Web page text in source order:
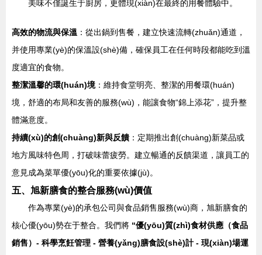
美味不僅誕生于廚房，更體現(xiàn)在最終的用餐體驗中。
高效的物流與保溫 ：從出鍋到售餐，建立快速流轉(zhuǎn)通道，
并使用專業(yè)的保溫設(shè)備，確保員工在任何時段都能吃到溫
度適宜的食物。
整潔溫馨的環(huán)境：維持食堂明亮、整潔的用餐環(huán)
境，舒適的布局和友善的服務(wù)，能讓食物“錦上添花”，提升整
體滿意度。
持續(xù)的創(chuàng)新與反饋 ：定期推出創(chuàng)新菜品或
地方風味特色周，打破味蕾疲勞。建立暢通的反饋渠道，讓員工的
意見成為菜單優(yōu)化的重要依據(jù)。
五、旭新膳食的整合服務(wù)價值
作為專業(yè)的承包公司與食品銷售服務(wù)商，旭新膳食的
核心優(yōu)勢在于整合。我們將 “優(yōu)質(zhì)食材供應（食品
銷售）- 科學烹飪管理 - 營養(yǎng)膳食設(shè)計 - 現(xiàn)場運